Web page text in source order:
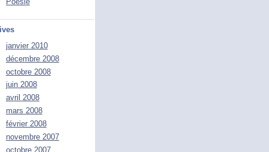
janvier 2010
décembre 2008
octobre 2008
juin 2008
avril 2008
mars 2008
février 2008
novembre 2007
octobre 2007